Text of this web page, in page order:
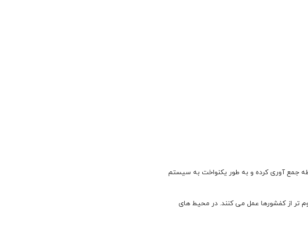
جمع آوری کرده و به طور یکنواخت به سیستم
تر از کفشورها عمل می کنند. در محیط های